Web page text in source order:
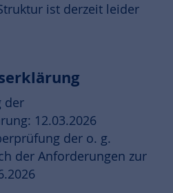
ist derzeit leider
der
12.03.2026
der o. g.
der Anforderungen zur